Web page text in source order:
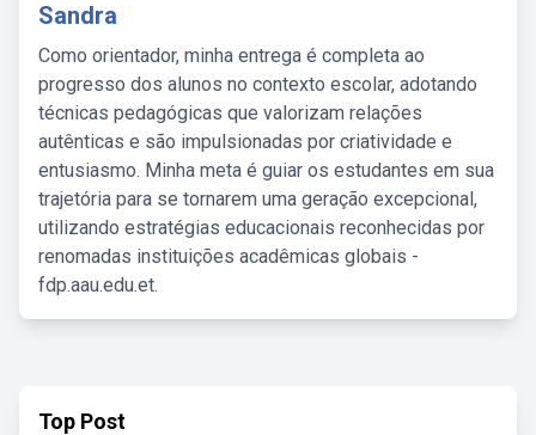
Sandra
Como orientador, minha entrega é completa ao
progresso dos alunos no contexto escolar, adotando
técnicas pedagógicas que valorizam relações
autênticas e são impulsionadas por criatividade e
entusiasmo. Minha meta é guiar os estudantes em sua
trajetória para se tornarem uma geração excepcional,
utilizando estratégias educacionais reconhecidas por
renomadas instituições acadêmicas globais -
fdp.aau.edu.et.
Top Post